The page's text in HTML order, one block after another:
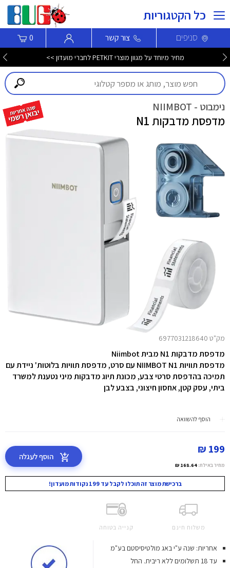
כל הקטגוריות
סניפים צור קשר 0
מחיר מיוחד על מגוון מוצרי PETKIT לחברי מועדון >>
נימבוט - NIIMBOT
מדפסת מדבקות N1
מק"ט 6977031218640
מדפסת מדבקות N1 מבית Niimbot
מדפסת תוויות NIIMBOT N1 עם סרט, מדפסת תוויות בלוטות' ניידת עם
תמיכה בהדפסת סרטי צבע, מכונת תיוג מדבקות מיני נטענת למשרד
ביתי, עסק קטן, אחסון חיצוני, בצבע לבן
הוסף להשוואה
199 ₪
מחיר באילת: 168.64 ₪
הוסף לעגלה
ברכישת מוצר זה תוכלו לקבל עד 199 נקודות מועדון!
משלוח חינם קנייה בטוחה
אחריות: שנה ע"י באג מולטיסיסטם בע"מ
עד 18 תשלומים ללא ריבית.
החל